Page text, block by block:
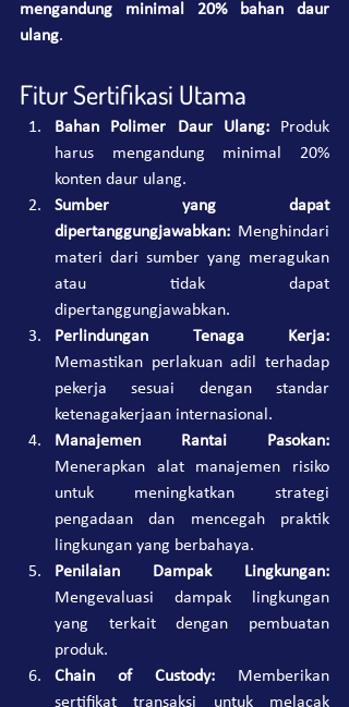
mengandung minimal 20% bahan daur
ulang.
Fitur Sertifikasi Utama
Bahan Polimer Daur Ulang:
Produk
harus mengandung minimal 20%
konten daur ulang.
Sumber yang dapat
dipertanggungjawabkan: Menghindari
materi dari sumber yang meragukan
atau tidak dapat
dipertanggungjawabkan.
Memastikan perlakuan adil terhadap
pekerja sesuai dengan standar
ketenagakerjaan internasional.
Menerapkan alat manajemen risiko
untuk meningkatkan strategi
pengadaan dan mencegah praktik
lingkungan yang berbahaya.
Mengevaluasi dampak lingkungan
yang terkait dengan pembuatan
produk.
Chain of Custody:
Memberikan
sertifikat transaksi untuk melacak